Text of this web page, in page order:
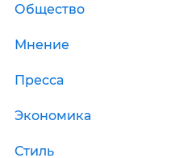
Общество
Мнение
Пресса
Экономика
Стиль